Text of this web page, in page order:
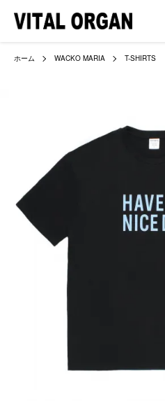
ホーム WACKO MARIA T-SHIRTS